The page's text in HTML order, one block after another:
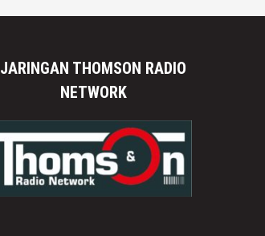
JARINGAN THOMSON RADIO
NETWORK